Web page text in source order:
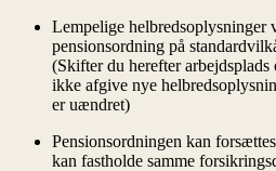
Lempelige helbredsoplysninger
pensionsordning på
(Skifter du herefter
ikke afgive nye
er uændret)
Pensionsordningen kan
kan fastholde samme